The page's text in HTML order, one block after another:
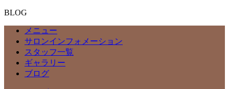
BLOG
メニュー
サロンインフォメーション
スタッフ一覧
ギャラリー
ブログ